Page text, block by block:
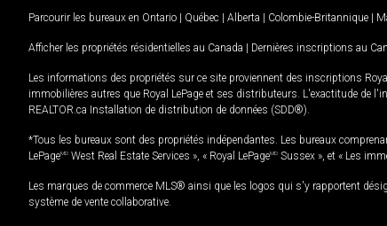
Parcourir les bureaux en Ontario | Québec | Alberta | Colombie-Britannique |
Afficher les propriétés résidentielles au Canada | Dernières inscriptions au
Les informations des propriétés sur ce site proviennent des inscriptions
immobilières autres que Royal LePage et ses distributeurs. L'exactitude de
REALTOR.ca Installation de distribution de données (SDD®).
*Tous les bureaux sont des propriétés indépendantes. Les bureaux
LePageMD West Real Estate Services », « Royal LePageMD Sussex », et « Les
Les marques de commerce MLS® ainsi que les logos qui s'y rapportent
système de vente collaborative.